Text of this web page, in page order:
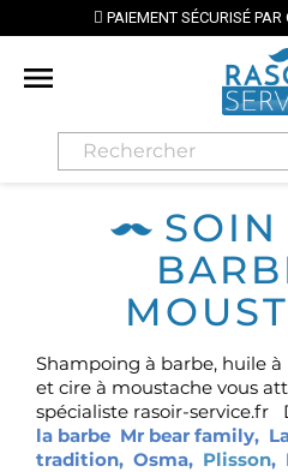
PAIEMENT SÉCURISÉ PAR CARTE

Shampoing à barbe, huile
et cire à moustache vous
spécialiste rasoir-service.fr
la barbe Mr bear family,
tradition, Osma, Plisson,